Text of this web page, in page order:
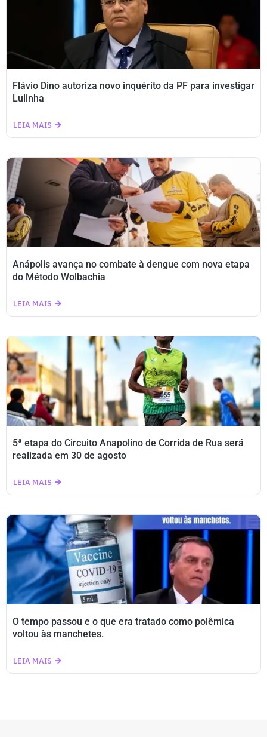
Flávio Dino autoriza novo inquérito da PF para investigar
Lulinha
LEIA MAIS
Anápolis avança no combate à dengue com nova etapa
do Método Wolbachia
LEIA MAIS
5ª etapa do Circuito Anapolino de Corrida de Rua será
realizada em 30 de agosto
LEIA MAIS
O tempo passou e o que era tratado como polêmica
voltou às manchetes.
LEIA MAIS